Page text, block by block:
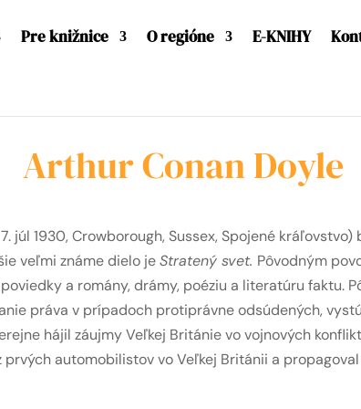
Pre knižnice O regióne E-KNIHY
Arthur Conan Doyle
júl 1930, Crowborough, Sussex, Spojené
veľmi známe dielo jeStratený svet. Pôvodným
a romány, drámy, poéziu a literatúru faktu.
práva v prípadoch protiprávne odsúdených,
hájil záujmy Veľkej Británie vo vojnových
automobilistov vo Veľkej Británii a